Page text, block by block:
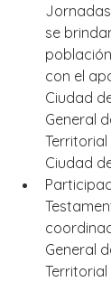
se
con el
Ciudad
General
Ciudad
General